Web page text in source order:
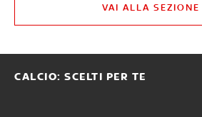
VAI ALLA SEZIONE
CALCIO: SCELTI PER TE